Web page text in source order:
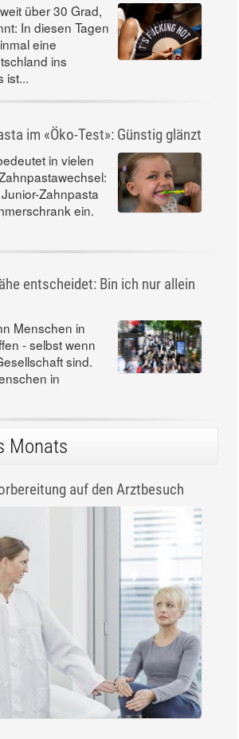
über 30 Grad,
In diesen Tagen
eine
ins
ist...
im «Öko-Test»: Günstig glänzt
in vielen
Zahnpasta
ein.
entscheidet: Bin ich nur allein
Menschen in
- selbst wenn
sind.
in
Monats
auf den Arztbesuch